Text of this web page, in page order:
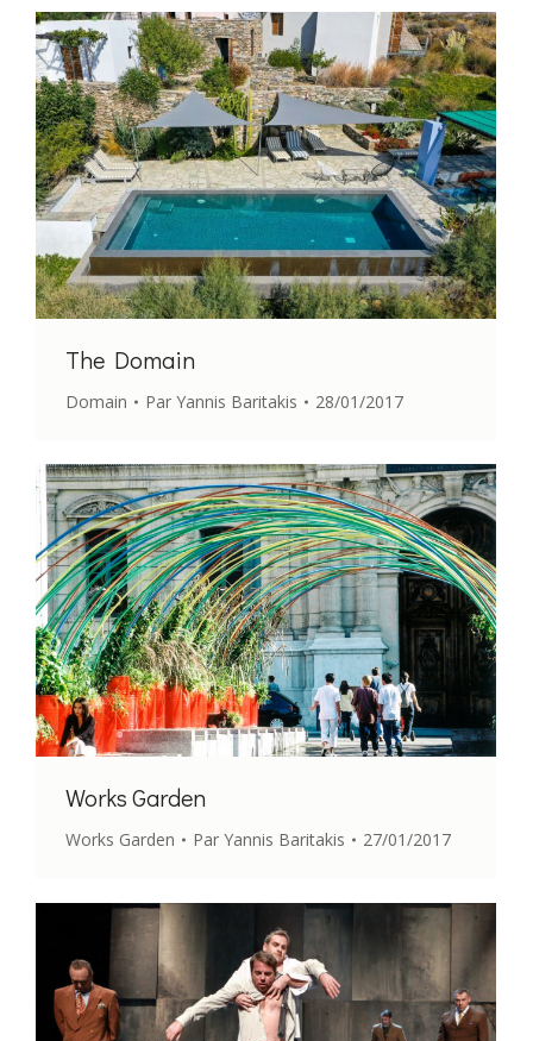
The Domain
Domain Par Yannis Baritakis 28/01/2017
Works Garden
Works Garden Par Yannis Baritakis 27/01/2017